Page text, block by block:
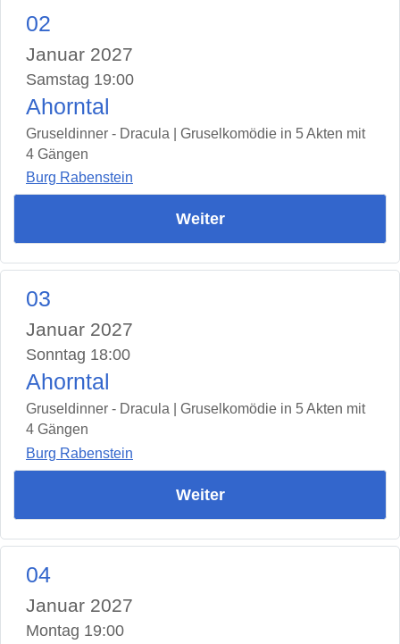
02
Januar 2027
Samstag 19:00
Ahorntal
Gruseldinner - Dracula | Gruselkomödie in 5 Akten mit
4 Gängen
Burg Rabenstein
Weiter
03
Januar 2027
Sonntag 18:00
Ahorntal
Gruseldinner - Dracula | Gruselkomödie in 5 Akten mit
4 Gängen
Burg Rabenstein
Weiter
04
Januar 2027
Montag 19:00